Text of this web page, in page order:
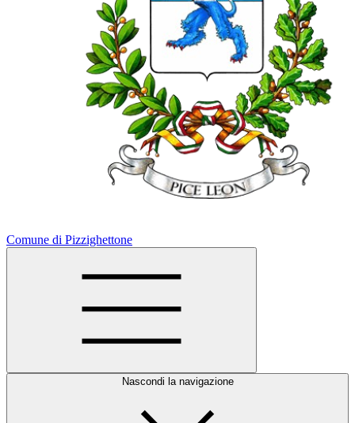
Comune di Pizzighettone
Nascondi la navigazione